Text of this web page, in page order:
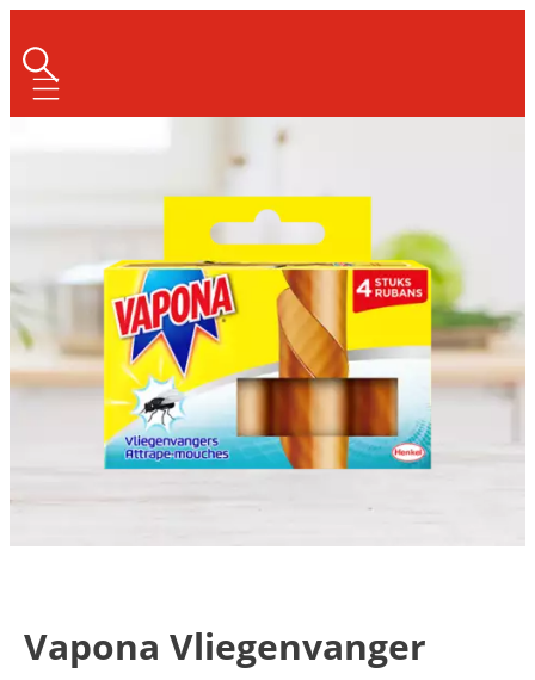
Mobile navigation
Vapona Vliegenvanger